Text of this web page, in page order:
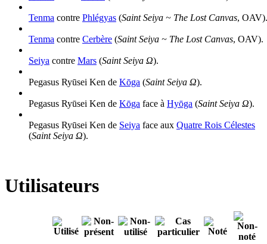
Tenma contre Phlégyas (Saint Seiya ~ The Lost Canvas, OAV).
Tenma contre Cerbère (Saint Seiya ~ The Lost Canvas, OAV).
Seiya contre Mars (Saint Seiya Ω).
Pegasus Ryūsei Ken de Kōga (Saint Seiya Ω).
Pegasus Ryūsei Ken de Kōga face à Hyōga (Saint Seiya Ω).
Pegasus Ryūsei Ken de Seiya face aux Quatre Rois Célestes
(Saint Seiya Ω).
Utilisateurs